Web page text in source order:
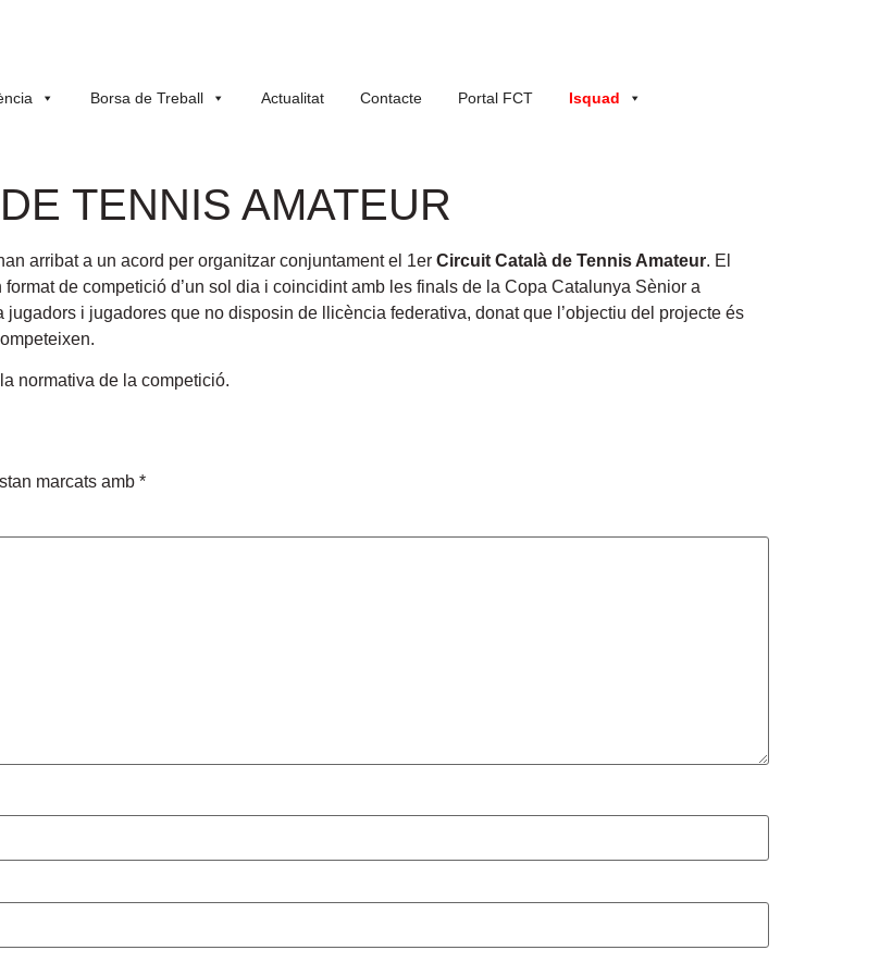
Borsa de Treball Actualitat Contacte Portal FCT Isquad
TENNIS AMATEUR
arribat a un acord per organitzar conjuntament el 1er Circuit Català de Tennis Amateur. El
de competició d’un sol dia i coincidint amb les finals de la Copa Catalunya Sènior a
i jugadores que no disposin de llicència federativa, donat que l’objectiu del projecte és
normativa de la competició.
marcats amb *